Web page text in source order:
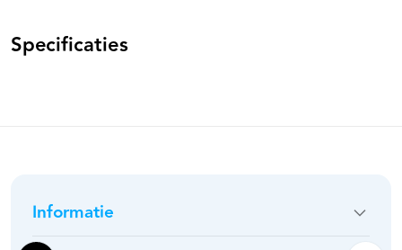
Specificaties
Informatie